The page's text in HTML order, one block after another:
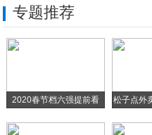
折叠屏电脑，笔记本电脑
会员半价、网盘白送、游
专题推荐
2020春节档六强提前看 松子点外